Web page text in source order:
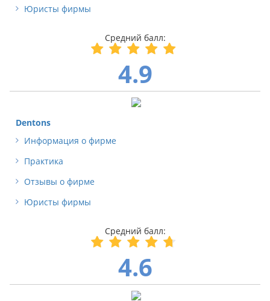
Юристы фирмы
4.9
Dentons
Информация о фирме
Практика
Отзывы о фирме
Юристы фирмы
4.6